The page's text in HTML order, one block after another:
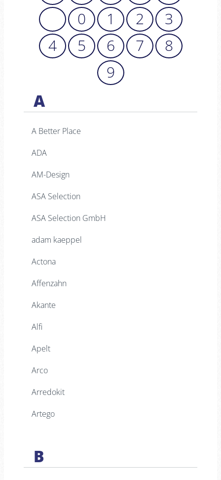
0 1 2
3
4
5 6 7
8
9
A
A Better Place
ADA
AM-Design
ASA Selection
ASA Selection GmbH
adam kaeppel
Actona
Affenzahn
Akante
Alfi
Apelt
Arco
Arredokit
Artego
B